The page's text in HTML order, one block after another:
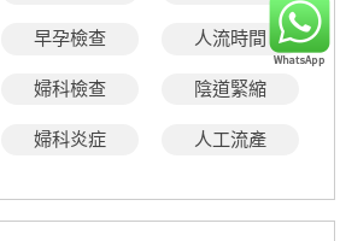
早孕檢查 人流時間
婦科檢查 陰道緊縮
婦科炎症 人工流產